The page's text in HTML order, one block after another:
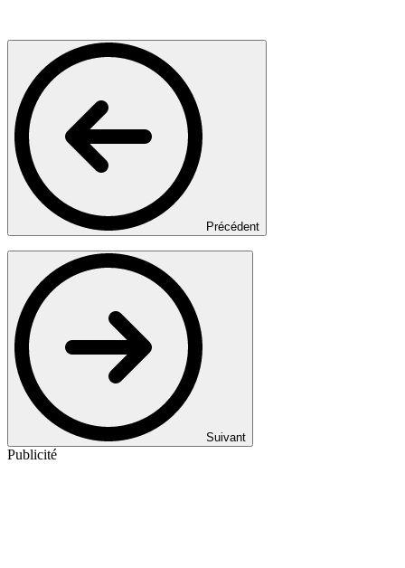
Précédent
Suivant
Publicité